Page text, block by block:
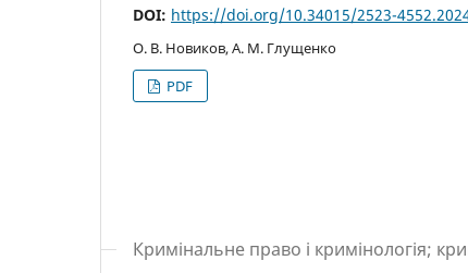
DOI: https://doi.org/10.34015/2523-
О. В. Новиков, А. М. Глущенко
PDF
Кримінальне право і кримінологія;